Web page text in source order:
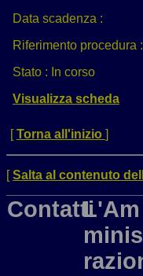
Data scadenza :
Riferimento procedura :
Stato : In corso
Visualizza scheda
[Torna all'inizio ]
[Salta al contenuto
ContattiL'Am